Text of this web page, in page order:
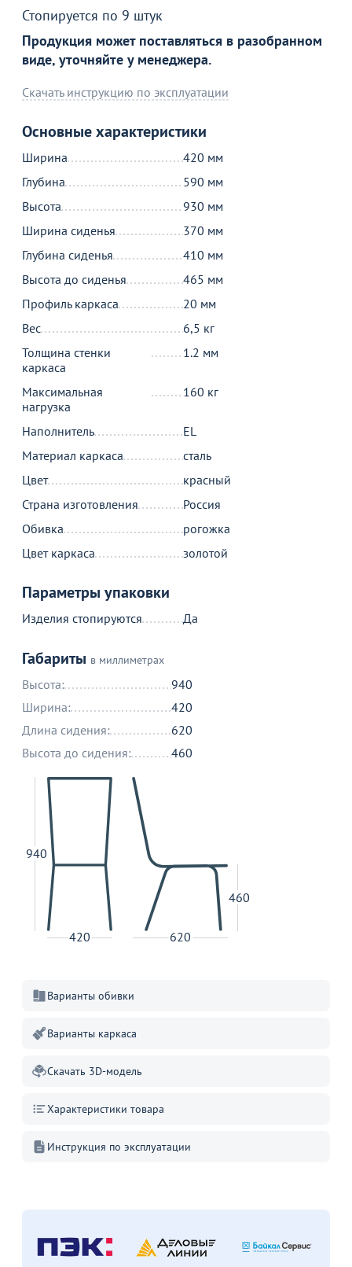
Стопируется по 9 штук
Продукция может поставляться в разобранном
виде, уточняйте у менеджера.
Скачать инструкцию по эксплуатации
Основные характеристики
Ширина
420 мм
Глубина
590 мм
Высота
930 мм
Ширина сиденья
370 мм
Глубина сиденья
410 мм
Высота до сиденья
465 мм
Профиль каркаса
20 мм
Вес
6,5 кг
Толщина стенки
каркаса
1.2 мм
Максимальная
нагрузка
160 кг
Наполнитель
EL
Материал каркаса
сталь
Цвет
красный
Страна изготовления
Россия
Обивка
рогожка
Цвет каркаса
золотой
Параметры упаковки
Изделия стопируются Да
Габариты в миллиметрах
Высота:
940
Ширина:
420
Длина сидения:
620
Высота до сидения:
460
940
420 620
460
Варианты обивки
Варианты каркаса
Скачать 3D-модель
Характеристики товара
Инструкция по эксплуатации
Продолжить покупки